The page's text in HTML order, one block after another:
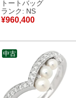
ールレザー 2026年製
G 【箱】 【中古】未
使用保管品
トートバッグ
ランク: NS
¥960,400
中古